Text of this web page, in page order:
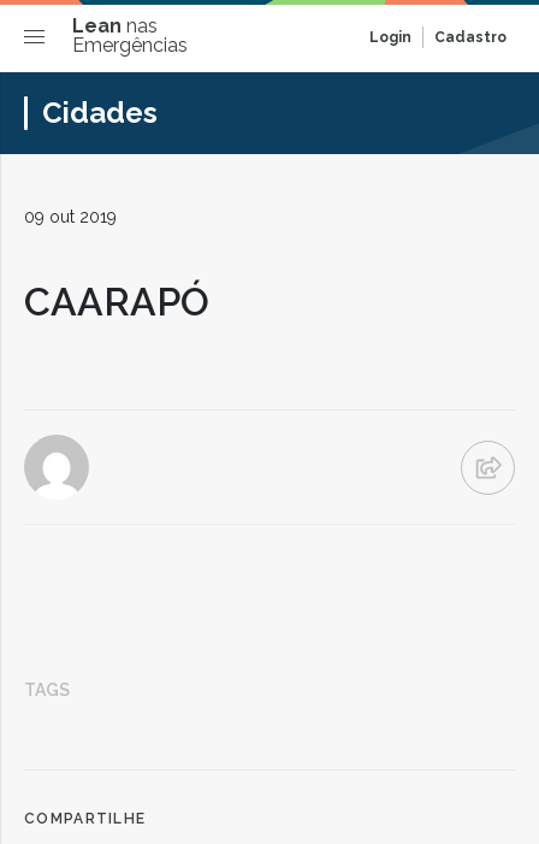
Lean nas
Emergências
Login Cadastro
Cidades
09 out 2019
CAARAPÓ
TAGS
COMPARTILHE